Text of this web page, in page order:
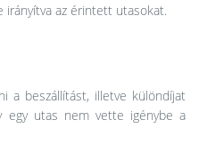
irányítva az érintett utasokat.
a beszállítást, illetve különdíjat
egy utas nem vette igénybe a